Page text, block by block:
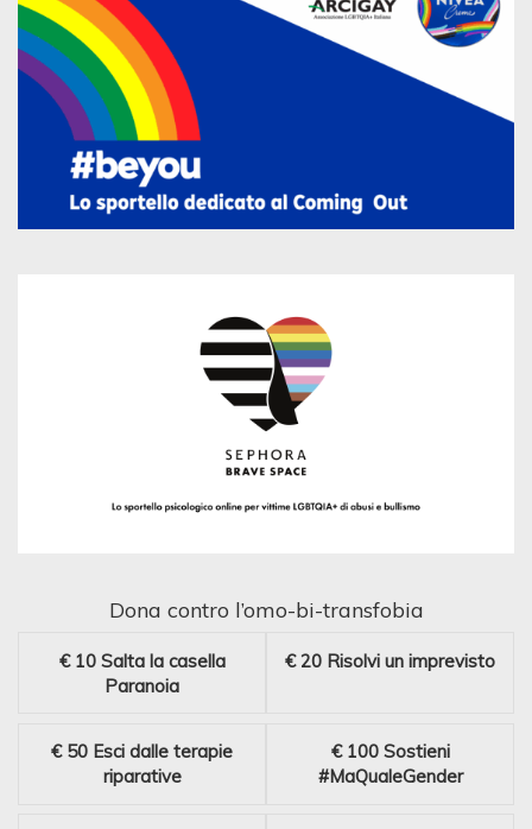
Dona contro l’omo-bi-transfobia
€ 10 Salta la casella
Paranoia
€ 20 Risolvi un imprevisto
€ 50 Esci dalle terapie
riparative
€ 100 Sostieni
#MaQualeGender